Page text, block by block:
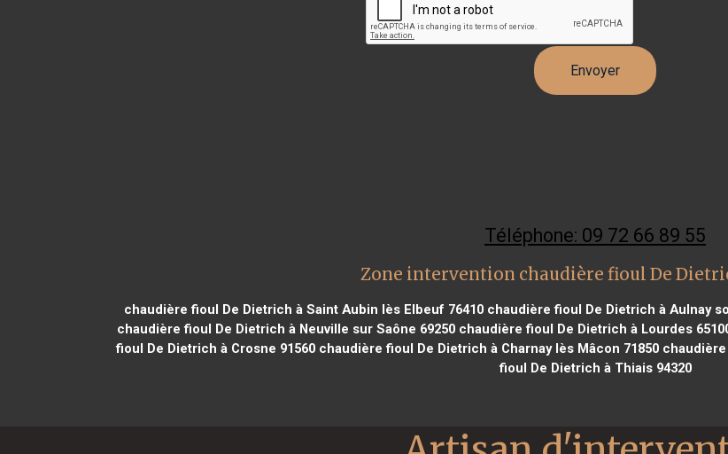
Téléphone: 09 72 66 89 55
Zone intervention chaudière fioul De
chaudière fioul De Dietrich à Saint Aubin lès Elbeuf 76410chaudière fioul De Dietrich à Aulnay
chaudière fioul De Dietrich à Neuville sur Saône 69250 chaudière fioul De Dietrich à Lourdes
fioul De Dietrich à Crosne 91560chaudière fioul De Dietrich à Charnay lès Mâcon 71850chaudière
fioul De Dietrich à Thiais 94320